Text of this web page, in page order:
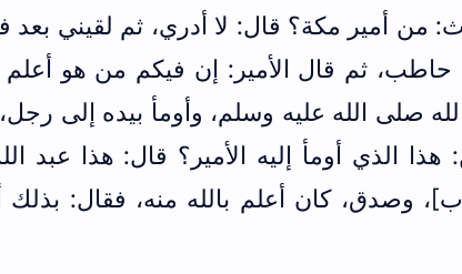
أمير مكة؟ قال: لا أدري، ثم لقيني بعد
ثم قال الأمير: إن فيكم من هو أعلم
صلى الله عليه وسلم، وأومأ بيده إلى
الذي أومأ إليه الأمير؟ قال: هذا عبد
وصدق، كان أعلم بالله منه، فقال: بذلك